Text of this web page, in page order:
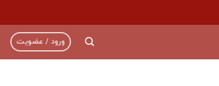
ورود / عضویت